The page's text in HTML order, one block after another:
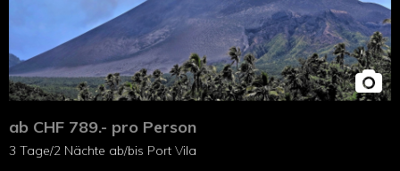
ab CHF 789.- pro Person
3 Tage/2 Nächte ab/bis Port Vila